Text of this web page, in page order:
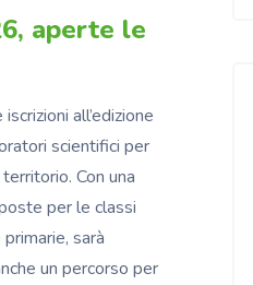
aperte le
all’edizione
scientifici per
Con una
per le classi
sarà
un percorso per